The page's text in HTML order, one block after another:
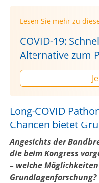
Lesen Sie mehr zu
COVID-19:
Alternative zum
Long-COVID
Chancen bietet
Angesichts der
die beim Kongress
– welche
Grundlagenforschung?